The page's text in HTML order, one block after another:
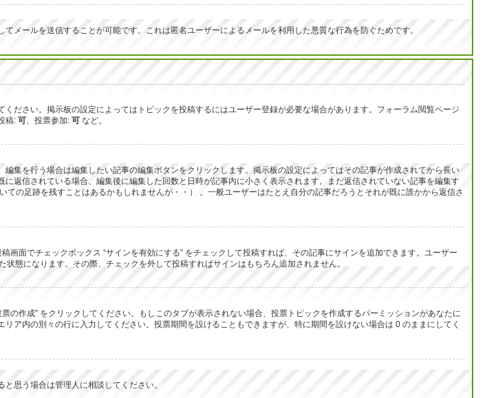
ールを送信することが可能です。これは匿名ユーザーによるメールを利用した悪質な行為を防ぐためです。
ださい。掲示板の設定によってはトピックを投稿するにはユーザー登録が必要な場合があります。フォーラム閲覧ページ
稿: 可、投票参加: 可 など。
集を行う場合は編集したい記事の編集ボタンをクリックします。掲示板の設定によってはその記事が作成されてから長い
返信されている場合、編集後に編集した回数と日時が記事内に小さく表示されます。まだ返信されていない記事を編集す
の足跡を残すことはあるかもしれませんが・・） 。一般ユーザーはたとえ自分の記事だろうとそれが既に誰かから返信さ
面でチェックボックス “サインを有効にする” をチェックして投稿すれば、その記事にサインを追加できます。ユーザー
状態になります。その際、チェックを外して投稿すればサインはもちろん追加されません。
作成” をクリックしてください。もしこのタブが表示されない場合、投票トピックを作成するパーミッションがあなたに
ア内の別々の行に入力してください。投票期間を設けることもできますが、特に期間を設けない場合は 0 のままにしてく
思う場合は管理人に相談してください。